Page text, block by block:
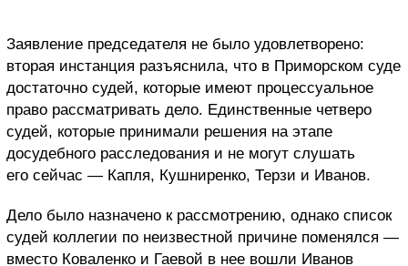
Заявление председателя не было удовлетворено:
вторая инстанция разъяснила, что в Приморском суде
достаточно судей, которые имеют процессуальное
право рассматривать дело. Единственные четверо
судей, которые принимали решения на этапе
досудебного расследования и не могут слушать
его сейчас — Капля, Кушниренко, Терзи и Иванов.
Дело было назначено к рассмотрению, однако список
судей коллегии по неизвестной причине поменялся —
вместо Коваленко и Гаевой в нее вошли Иванов